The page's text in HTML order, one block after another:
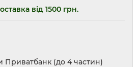
від 1500 грн.
Приватбанк (до 4 частин)